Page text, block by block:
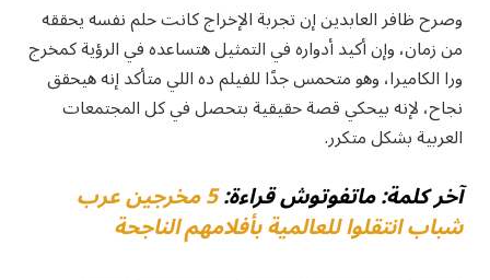
وصرح ظافر العابدين إن تجربة الإخراج كانت حلم نفسه يحققه
من زمان، وإن أكيد أدواره في التمثيل هتساعده في الرؤية كمخرج
ورا الكاميرا، وهو متحمس جدًا للفيلم ده اللي متأكد إنه هيحقق
نجاح، لإنه بيحكي قصة حقيقية بتحصل في كل المجتمعات
العربية بشكل متكرر.
آخر كلمة: ماتفوتوش قراءة: 5 مخرجين عرب
شباب انتقلوا للعالمية بأفلامهم الناجحة